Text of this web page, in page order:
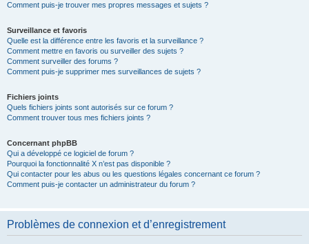
Comment puis-je trouver mes propres messages et sujets ?
Surveillance et favoris
Quelle est la différence entre les favoris et la surveillance ?
Comment mettre en favoris ou surveiller des sujets ?
Comment surveiller des forums ?
Comment puis-je supprimer mes surveillances de sujets ?
Fichiers joints
Quels fichiers joints sont autorisés sur ce forum ?
Comment trouver tous mes fichiers joints ?
Concernant phpBB
Qui a développé ce logiciel de forum ?
Pourquoi la fonctionnalité X n’est pas disponible ?
Qui contacter pour les abus ou les questions légales concernant ce forum ?
Comment puis-je contacter un administrateur du forum ?
Problèmes de connexion et d’enregistrement